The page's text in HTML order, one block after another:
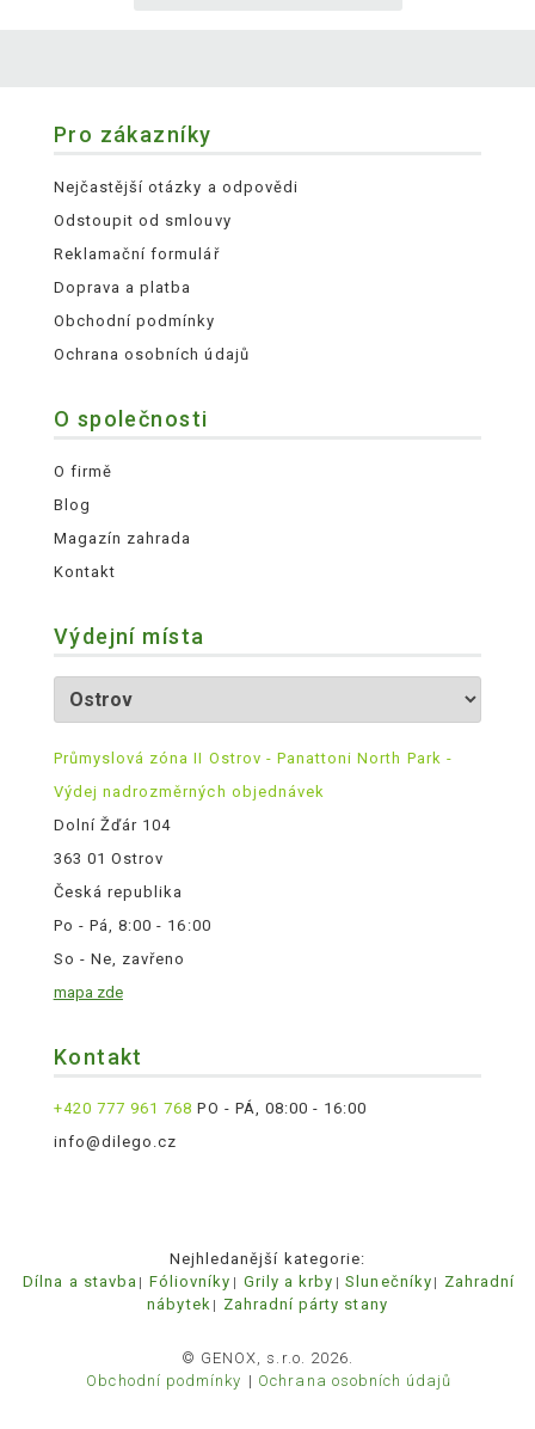
Pro zákazníky
Nejčastější otázky a odpovědi
Odstoupit od smlouvy
Reklamační formulář
Doprava a platba
Obchodní podmínky
Ochrana osobních údajů
O společnosti
O firmě
Blog
Magazín zahrada
Kontakt
Výdejní místa
Průmyslová zóna II Ostrov - Panattoni North Park -
Výdej nadrozměrných objednávek
Dolní Žďár 104
363 01 Ostrov
Česká republika
Po - Pá, 8:00 - 16:00
So - Ne, zavřeno
mapa zde
Kontakt
+420 777 961 768 PO - PÁ, 08:00 - 16:00
info@dilego.cz
Nejhledanější kategorie:
Dílna a stavba
Fóliovníky Grily a krby Slunečníky
Zahradní
nábytek
Zahradní párty stany
© GENOX, s.r.o. 2026.
Obchodní podmínky
Ochrana osobních údajů